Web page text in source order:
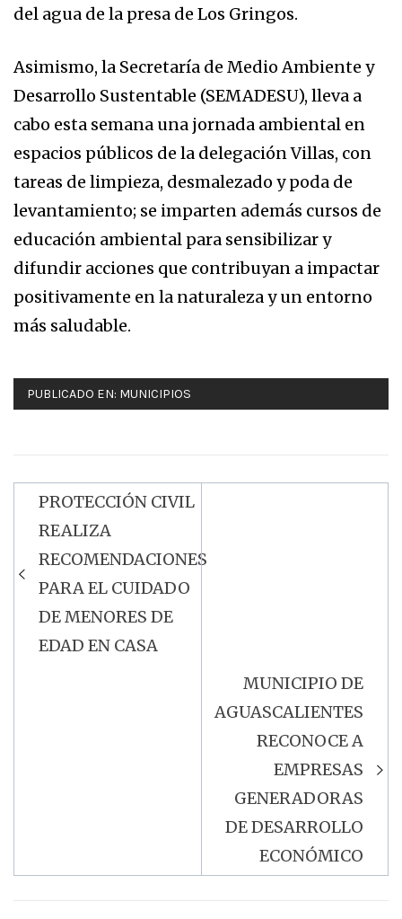
del agua de la presa de Los Gringos.
Asimismo, la Secretaría de Medio Ambiente y
Desarrollo Sustentable (SEMADESU), lleva a
cabo esta semana una jornada ambiental en
espacios públicos de la delegación Villas, con
tareas de limpieza, desmalezado y poda de
levantamiento; se imparten además cursos de
educación ambiental para sensibilizar y
difundir acciones que contribuyan a impactar
positivamente en la naturaleza y un entorno
más saludable.
PUBLICADO EN: MUNICIPIOS
Navegación
de
entradas
PROTECCIÓN CIVIL
REALIZA
RECOMENDACIONES
PARA EL CUIDADO
DE MENORES DE
EDAD EN CASA
MUNICIPIO DE
AGUASCALIENTES
RECONOCE A
EMPRESAS
GENERADORAS
DE DESARROLLO
ECONÓMICO